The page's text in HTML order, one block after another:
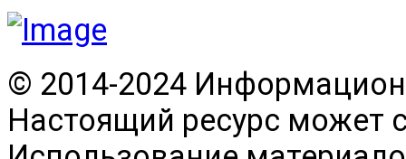
© 2014-2024
Настоящий ресурс может